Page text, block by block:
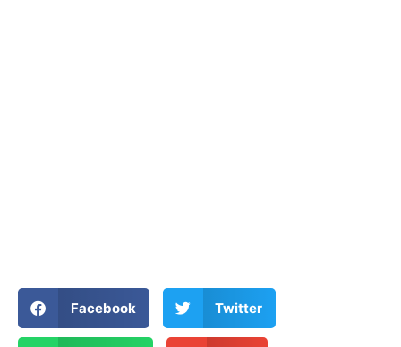
Facebook Twitter